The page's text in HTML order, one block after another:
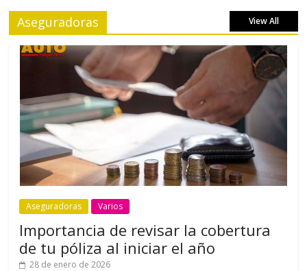
Aseguradoras View All
Aseguradoras Varios
Importancia de revisar la cobertura
de tu póliza al iniciar el año
28 de enero de 2026